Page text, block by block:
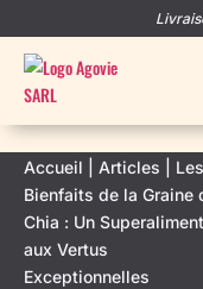
Accueil Articles
Les
Bienfaits de la Graine
Chia : Un Superaliment
aux Vertus
Exceptionnelles